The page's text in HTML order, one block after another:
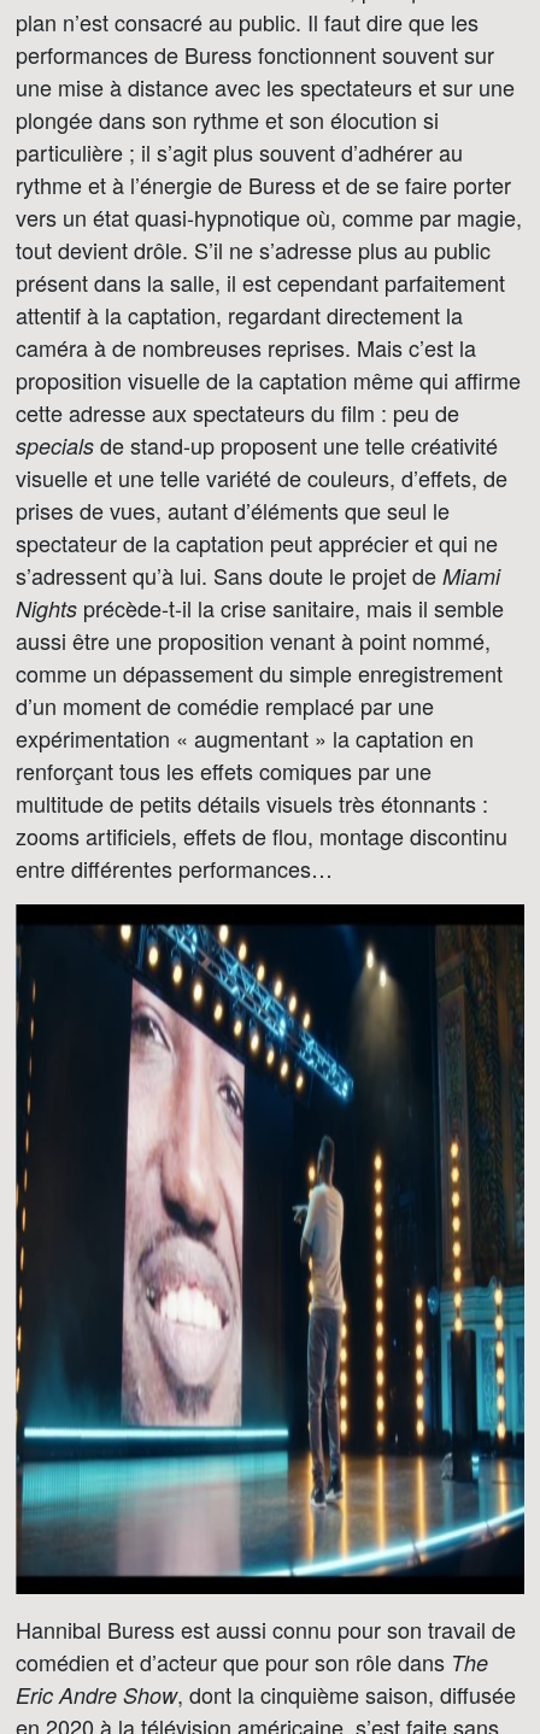
plan n’est consacré au public. Il faut dire que les
performances de Buress fonctionnent souvent sur
une mise à distance avec les spectateurs et sur une
plongée dans son rythme et son élocution si
particulière ; il s’agit plus souvent d’adhérer au
rythme et à l’énergie de Buress et de se faire porter
vers un état quasi-hypnotique où, comme par magie,
tout devient drôle. S’il ne s’adresse plus au public
présent dans la salle, il est cependant parfaitement
attentif à la captation, regardant directement la
caméra à de nombreuses reprises. Mais c’est la
proposition visuelle de la captation même qui affirme
cette adresse aux spectateurs du film : peu de
specials de stand-up proposent une telle créativité
visuelle et une telle variété de couleurs, d’effets, de
prises de vues, autant d’éléments que seul le
spectateur de la captation peut apprécier et qui ne
s’adressent qu’à lui. Sans doute le projet de Miami
Nights précède-t-il la crise sanitaire, mais il semble
aussi être une proposition venant à point nommé,
comme un dépassement du simple enregistrement
d’un moment de comédie remplacé par une
expérimentation « augmentant » la captation en
renforçant tous les effets comiques par une
multitude de petits détails visuels très étonnants :
zooms artificiels, effets de flou, montage discontinu
entre différentes performances…
Hannibal Buress est aussi connu pour son travail de
comédien et d’acteur que pour son rôle dans The
Eric Andre Show, dont la cinquième saison, diffusée
en 2020 à la télévision américaine, s’est faite sans